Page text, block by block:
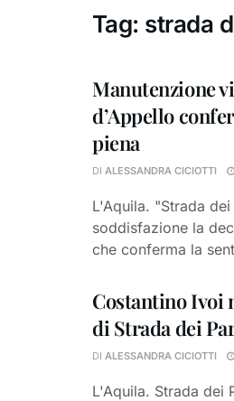
Tag: strada
Manutenzione
d’Appello
piena
DI ALESSANDRA CICIOTTI
L'Aquila. "Strada
soddisfazione la
che conferma la
Costantino Ivoi
di Strada dei
DI ALESSANDRA CICIOTTI
L'Aquila. Strada dei